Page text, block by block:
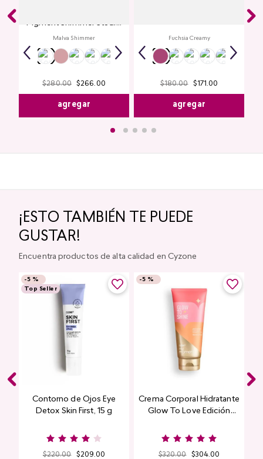
Pigment Shimmer Studio
Look
Malva Shimmer
$280.00 $266.00
agregar
Fuchsia Creamy
$180.00 $171.00
agregar
¡ESTO TAMBIÉN TE PUEDE
GUSTAR!
Encuentra productos de alta calidad en Cyzone
-5 %
Top Seller
Contorno de Ojos Eye
Detox Skin First, 15 g
$220.00 $209.00
-5 %
Crema Corporal Hidratante
Glow To Love Edición
$320.00 $304.00